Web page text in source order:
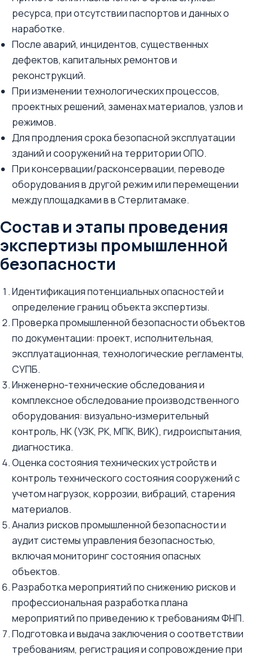
ресурса, при отсутствии паспортов и данных о
наработке.
После аварий, инцидентов, существенных
дефектов, капитальных ремонтов и
реконструкций.
При изменении технологических процессов,
проектных решений, заменах материалов, узлов и
режимов.
Для продления срока безопасной эксплуатации
зданий и сооружений на территории ОПО.
При консервации/расконсервации, переводе
оборудования в другой режим или перемещении
между площадками в в Стерлитамаке.
Состав и этапы проведения
экспертизы промышленной
безопасности
Идентификация потенциальных опасностей и
определение границ объекта экспертизы.
Проверка промышленной безопасности объектов
по документации: проект, исполнительная,
эксплуатационная, технологические регламенты,
СУПБ.
Инженерно‑технические обследования и
комплексное обследование производственного
оборудования: визуально‑измерительный
контроль, НК (УЗК, РК, МПК, ВИК), гидроиспытания,
диагностика.
Оценка состояния технических устройств и
контроль технического состояния сооружений с
учетом нагрузок, коррозии, вибраций, старения
материалов.
Анализ рисков промышленной безопасности и
аудит системы управления безопасностью,
включая мониторинг состояния опасных
объектов.
Разработка мероприятий по снижению рисков и
профессиональная разработка плана
мероприятий по приведению к требованиям ФНП.
Подготовка и выдача заключения о соответствии
требованиям, регистрация и сопровождение при